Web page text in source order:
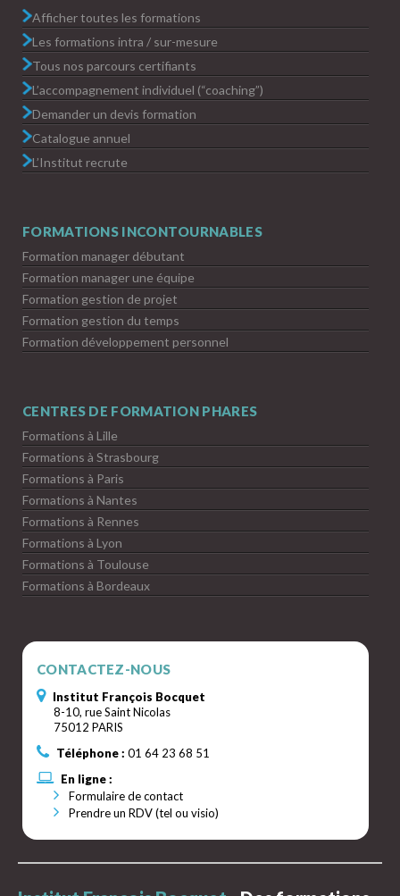
Afficher toutes les formations
Les formations intra / sur-mesure
Tous nos parcours certifiants
L’accompagnement individuel (“coaching”)
Demander un devis formation
Catalogue annuel
L’Institut recrute
FORMATIONS INCONTOURNABLES
Formation manager débutant
Formation manager une équipe
Formation gestion de projet
Formation gestion du temps
Formation développement personnel
CENTRES DE FORMATION PHARES
Formations à Lille
Formations à Strasbourg
Formations à Paris
Formations à Nantes
Formations à Rennes
Formations à Lyon
Formations à Toulouse
Formations à Bordeaux
CONTACTEZ-NOUS
Institut François Bocquet
8-10, rue Saint Nicolas
75012 PARIS
Téléphone : 01 64 23 68 51
En ligne :
Formulaire de contact
Prendre un RDV (tel ou visio)